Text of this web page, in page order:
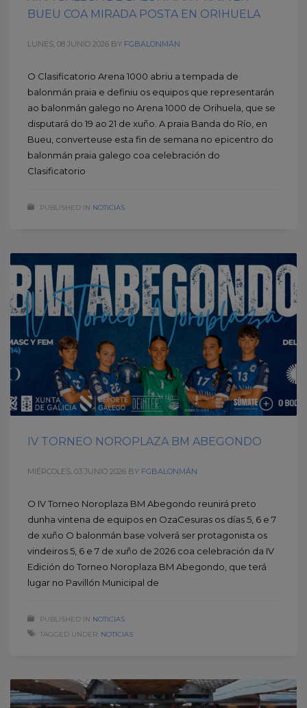
BUEU COA MIRADA POSTA EN ORIHUELA
LUNES, 08 JUNIO 2026 BY FGBALONMÁN
O Clasificatorio Arena 1000 abriu a tempada de
balonmán praia e definiu os equipos que representarán
ao balonmán galego no Arena 1000 de Orihuela, que se
disputará do 19 ao 21 de xuño. A praia Banda do Río, en
Bueu, converteuse esta fin de semana no epicentro do
balonmán praia galego coa celebración do
Clasificatorio
PUBLISHED IN NOTICIAS
IV TORNEO NOROPLAZA BM ABEGONDO
MIÉRCOLES, 03 JUNIO 2026 BY FGBALONMÁN
O IV Torneo Noroplaza BM Abegondo reunirá preto
dunha vintena de equipos en OzaCesuras os días 5, 6 e 7
de xuño O balonmán base volverá ser protagonista os
vindeiros 5, 6 e 7 de xuño de 2026 coa celebración da IV
Edición do Torneo Noroplaza BM Abegondo, que terá
lugar no Pavillón Municipal de
PUBLISHED IN NOTICIAS
TAGGED UNDER: NOTICIAS